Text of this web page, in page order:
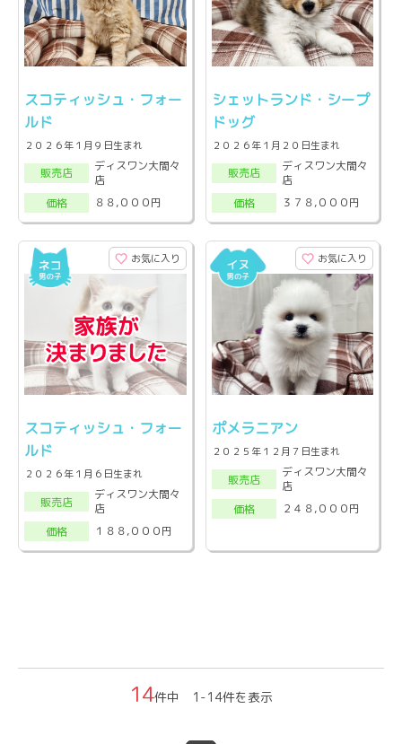
スコティッシュ・フォー
ルド
２０２６年１月９日生まれ
販売店
ディスワン大間々
店
価格
８８,０００円
シェットランド・シープ
ドッグ
２０２６年１月２０日生まれ
販売店
ディスワン大間々
店
価格
３７８,０００円
お気に入り
スコティッシュ・フォー
ルド
２０２６年１月６日生まれ
販売店
ディスワン大間々
店
価格
１８８,０００円
お気に入り
ポメラニアン
２０２５年１２月７日生まれ
販売店
ディスワン大間々
店
価格
２４８,０００円
14件中 1-14件を表示